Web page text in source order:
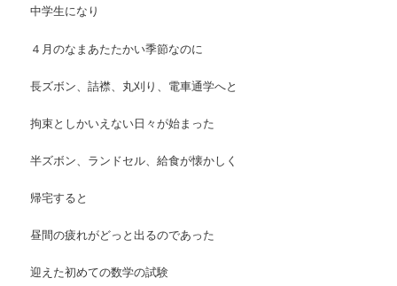
中学生になり
４月のなまあたたかい季節なのに
長ズボン、詰襟、丸刈り、電車通学へと
拘束としかいえない日々が始まった
半ズボン、ランドセル、給食が懐かしく
帰宅すると
昼間の疲れがどっと出るのであった
迎えた初めての数学の試験